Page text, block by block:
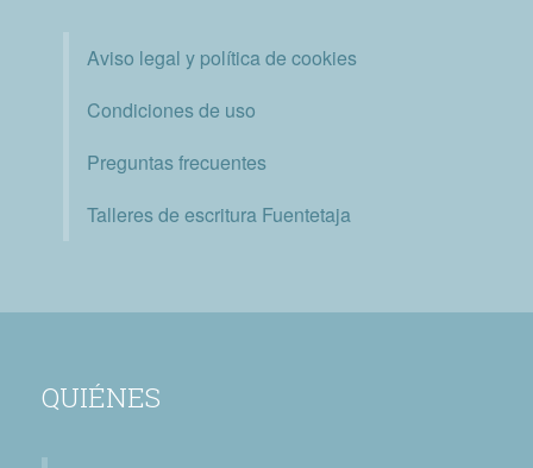
Aviso legal y política de cookies
Condiciones de uso
Preguntas frecuentes
Talleres de escritura Fuentetaja
QUIÉNES